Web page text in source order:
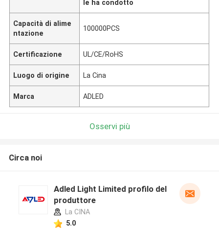
le ha condotto
Capacità di alime
ntazione
100000PCS
Certificazione UL/CE/RoHS
Luogo di origine La Cina
Marca ADLED
Osservi più
Circa noi
Adled Light Limited profilo del
produttore
La CINA
5.0